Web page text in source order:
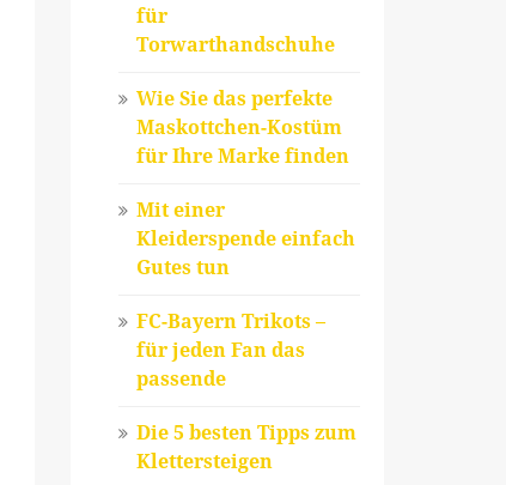
für
Torwarthandschuhe
Wie Sie das perfekte
Maskottchen-Kostüm
für Ihre Marke finden
Mit einer
Kleiderspende einfach
Gutes tun
FC-Bayern Trikots –
für jeden Fan das
passende
Die 5 besten Tipps zum
Klettersteigen